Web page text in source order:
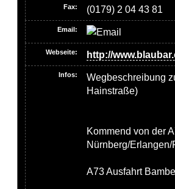
Fax: (0179) 2 04 43 81
Email:
Webseite: http://
Infos:
Wegbeschreibung
Hainstraße)
Kommend von der
Nürnberg/
A73 Ausfahrt